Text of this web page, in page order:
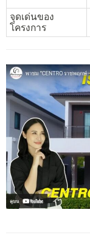
จุดเด่นของ
โครงการ